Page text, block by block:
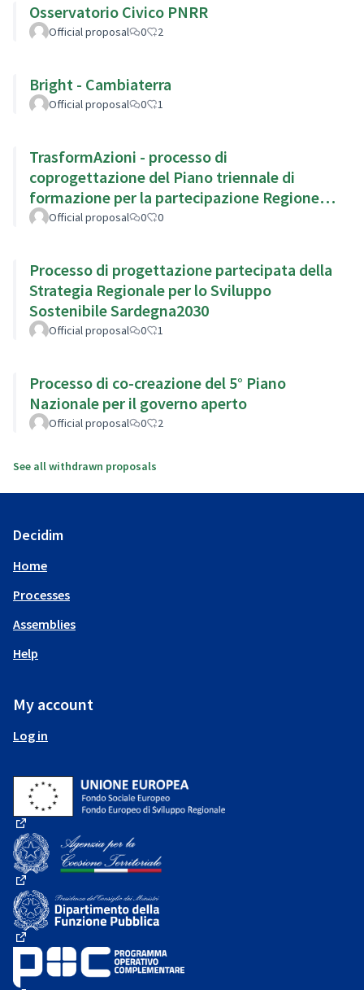
Osservatorio Civico PNRR
Official proposal 0 2
Bright - Cambiaterra
Official proposal 0 1
TrasformAzioni - processo di
coprogettazione del Piano triennale di
formazione per la partecipazione Regione
Emilia Romagna
Official proposal 0 0
Processo di progettazione partecipata della
Strategia Regionale per lo Sviluppo
Sostenibile Sardegna2030
Official proposal 0 1
Processo di co-creazione del 5° Piano
Nazionale per il governo aperto
Official proposal 0 2
See all withdrawn proposals
Decidim
Home
Processes
Assemblies
Help
My account
Log in
(External link)
(External link)
(External link)